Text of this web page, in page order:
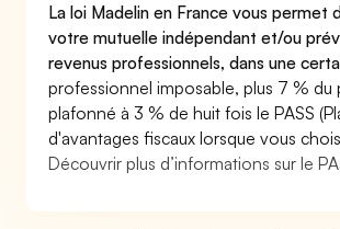
La loi Madelin en France vous
votre mutuelle indépendant et/ou
revenus professionnels, dans une
professionnel imposable, plus 7 %
plafonné à 3 % de huit fois le PASS
d'avantages fiscaux lorsque vous
Découvrir plus d’informations sur le